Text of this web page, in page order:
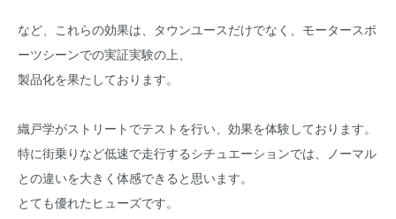
など、これらの効果は、タウンユースだけでなく、モータースポ
ーツシーンでの実証実験の上、
製品化を果たしております。
織戸学がストリートでテストを行い、効果を体験しております。
特に街乗りなど低速で走行するシチュエーションでは、ノーマル
との違いを大きく体感できると思います。
とても優れたヒューズです。